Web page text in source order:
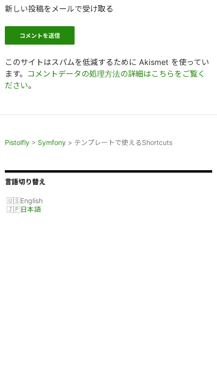
新しい投稿をメールで受け取る
このサイトはスパムを低減するために Akismet を使ってい
ます。 コメントデータの処理方法の詳細はこちらをご覧く
ださい。
Pistolfly > Symfony > テンプレートで使えるShortcuts
言語切り替え
English
日本語